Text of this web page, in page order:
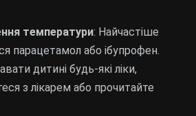
температури: Найчастіше
парацетамол або ібупрофен.
дитині будь-які ліки,
з лікарем або прочитайте